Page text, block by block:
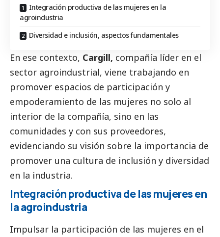
Integración productiva de las mujeres en la
agroindustria
Diversidad e inclusión, aspectos fundamentales
En ese contexto, Cargill, compañía líder en el
sector agroindustrial, viene trabajando en
promover espacios de participación y
empoderamiento de las mujeres no solo al
interior de la compañía, sino en las
comunidades y con sus proveedores,
evidenciando su visión sobre la importancia de
promover una cultura de inclusión y diversidad
en la industria.
Integración productiva de las mujeres en
la agroindustria
Impulsar la participación de las mujeres en el